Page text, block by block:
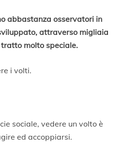
abbastanza osservatori in
attraverso migliaia
molto speciale.
i volti.
sociale, vedere un volto è
ed accoppiarsi.